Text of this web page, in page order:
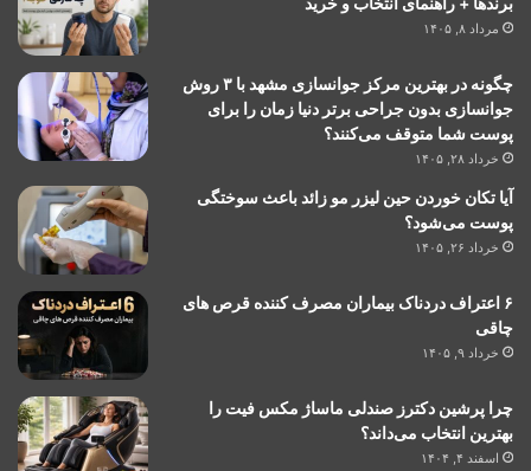
مرداد ۸, ۱۴۰۵
چگونه در بهترین مرکز جوانسازی مشهد با ۳ روش
جوانسازی بدون جراحی برتر دنیا زمان را برای
پوست شما متوقف می‌کنند؟
خرداد ۲۸, ۱۴۰۵
آیا تکان خوردن حین لیزر مو زائد باعث سوختگی
پوست می‌شود؟
خرداد ۲۶, ۱۴۰۵
۶ اعتراف دردناک بیماران مصرف کننده قرص های
چاقی
خرداد ۹, ۱۴۰۵
چرا پرشین دکترز صندلی ماساژ مکس فیت را
بهترین انتخاب می‌داند؟
اسفند ۴, ۱۴۰۴